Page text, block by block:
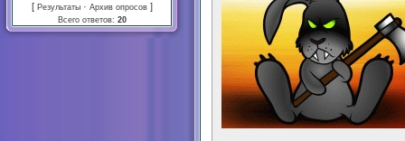
[ Результаты · Архив опросов ]
Всего ответов: 20